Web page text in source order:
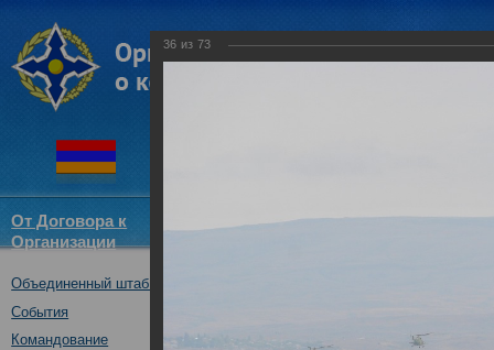
От Договора к
Организации
Структура
Объединенный штаб ОДКБ
События
Командование
36 из 73